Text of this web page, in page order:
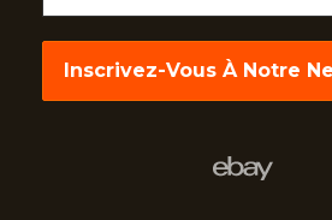
mail
*